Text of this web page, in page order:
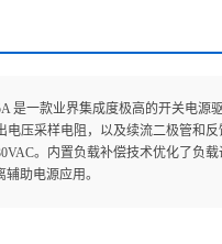
是一款业界集成度极高的开关电源
电压采样电阻，以及续流二极管和
。内置负载补偿技术优化了
助电源应用。